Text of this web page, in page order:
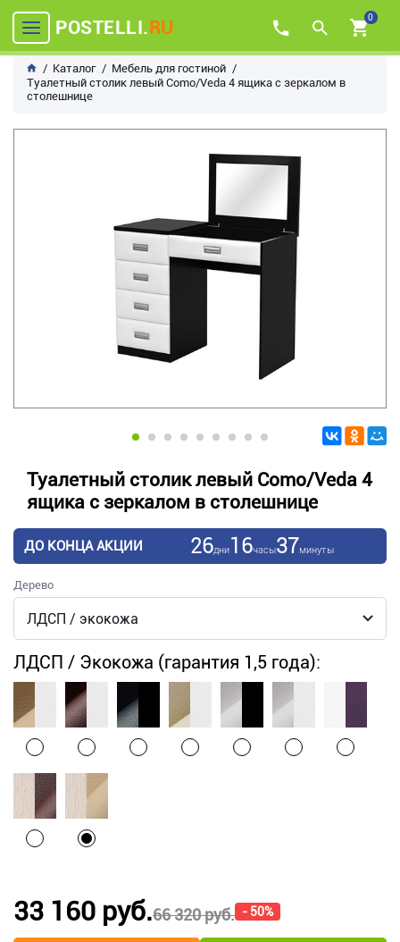
POSTELLI.RU 0
Каталог
Мебель для гостиной
Туалетный столик левый Como/Veda 4 ящика с зеркалом в
столешнице
Туалетный столик левый Como/Veda 4
ящика с зеркалом в столешнице
ДО КОНЦА АКЦИИ 26дни16часы37минуты
Дерево
ЛДСП / Экокожа (гарантия 1,5 года):
66 320 руб. - 50%
33 160 руб.